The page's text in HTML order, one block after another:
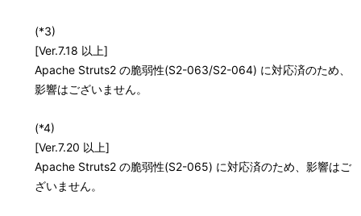
(*3)
[Ver.7.18 以上]
Apache Struts2 の脆弱性(S2-063/S2-064) に対応済のため、
影響はございません。
(*4)
[Ver.7.20 以上]
Apache Struts2 の脆弱性(S2-065) に対応済のため、影響はご
ざいません。